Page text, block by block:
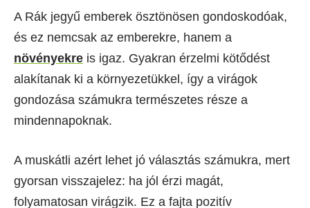
A Rák jegyű emberek ösztönösen gondoskodóak,
és ez nemcsak az emberekre, hanem a
növényekre is igaz. Gyakran érzelmi kötődést
alakítanak ki a környezetükkel, így a virágok
gondozása számukra természetes része a
mindennapoknak.
A muskátli azért lehet jó választás számukra, mert
gyorsan visszajelez: ha jól érzi magát,
folyamatosan virágzik. Ez a fajta pozitív